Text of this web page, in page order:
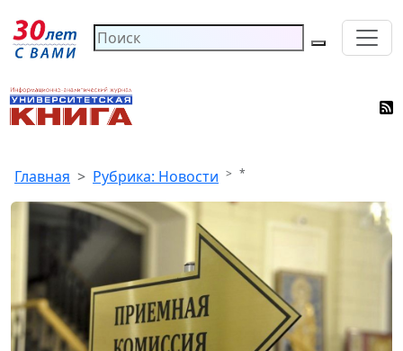
Главная Рубрика: Новости *